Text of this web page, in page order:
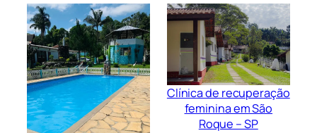
Clínica de recuperação
feminina em São
Roque – SP